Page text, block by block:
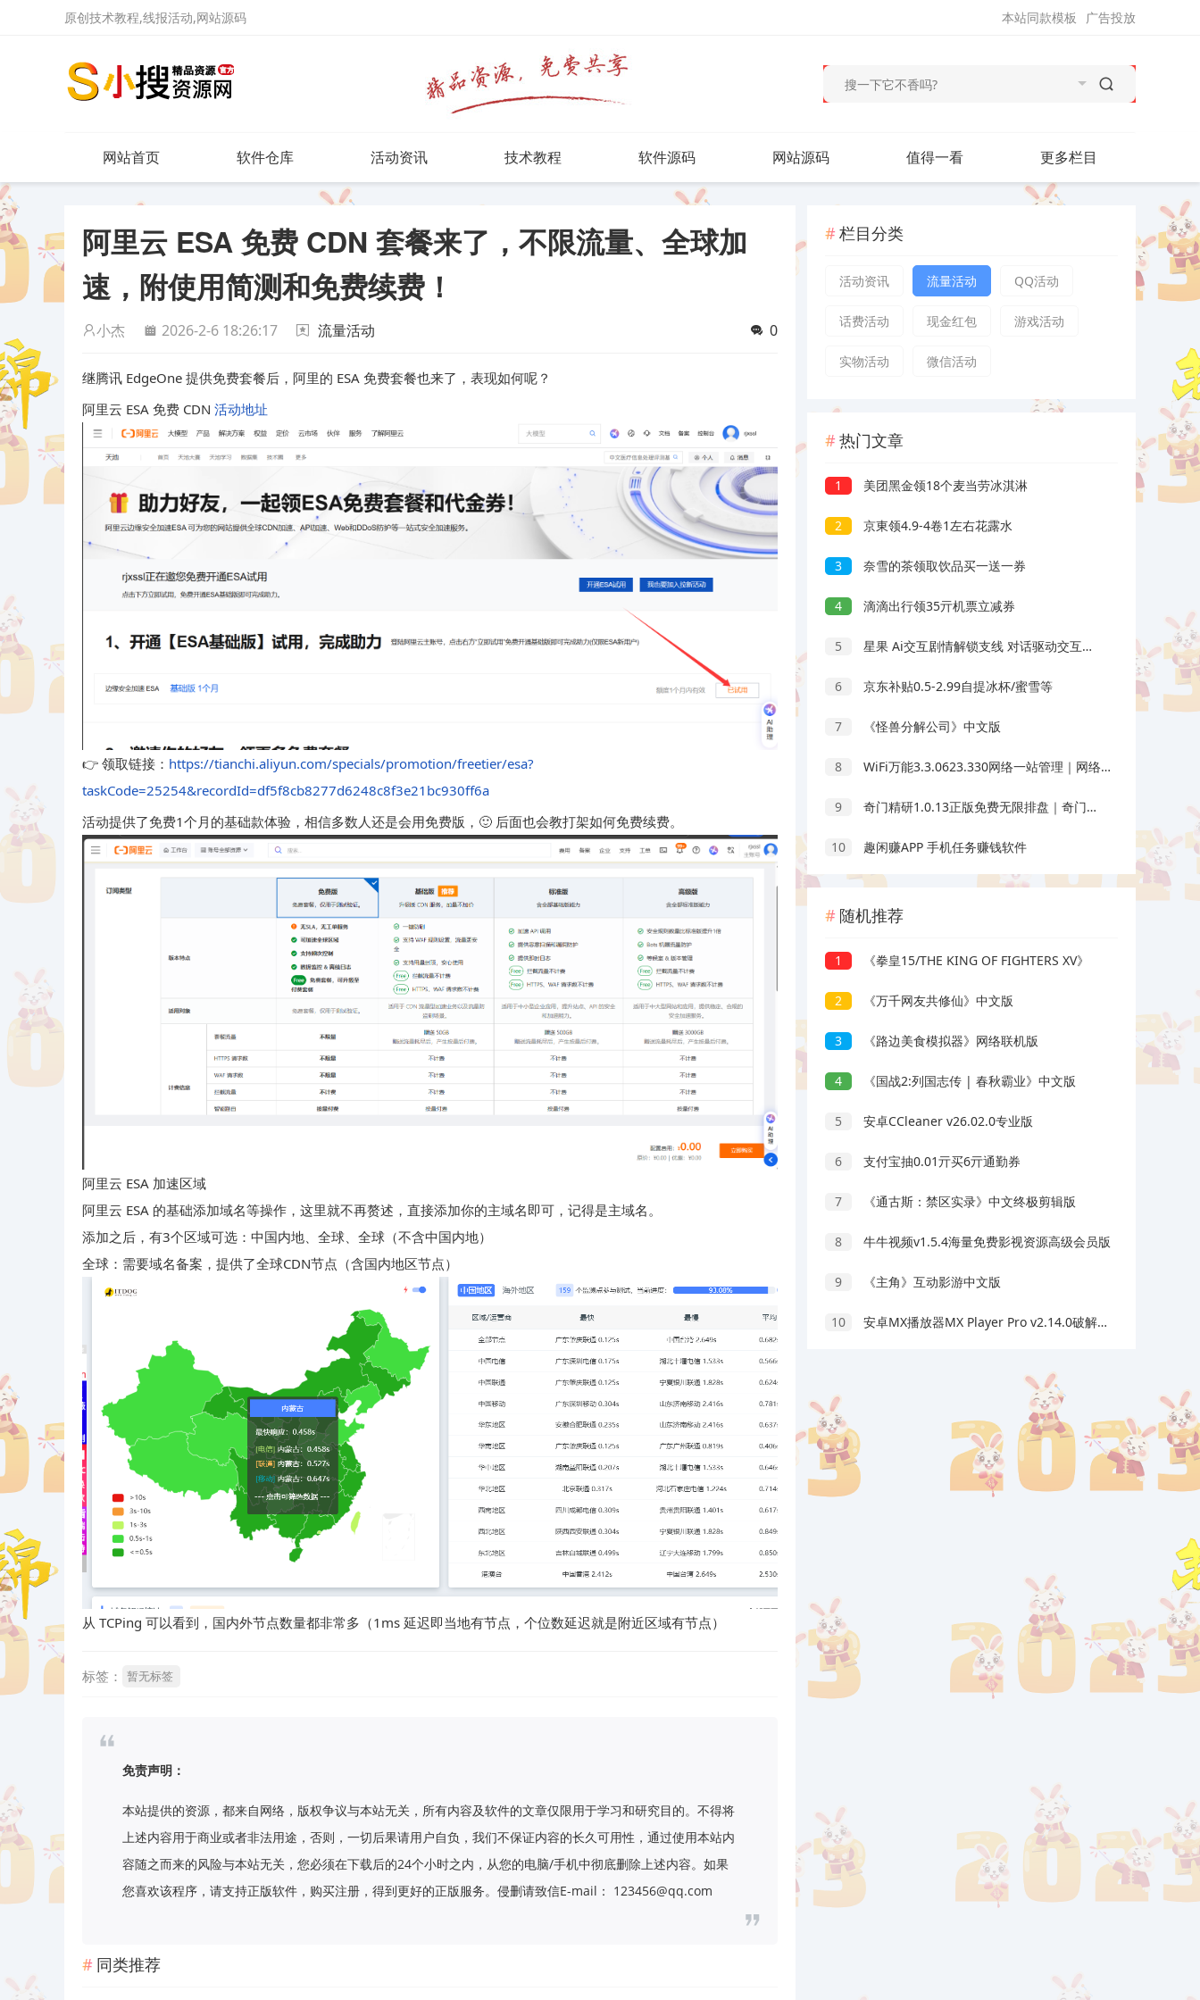
原创技术教程,线报活动,网站源码 广告投放
本站同款模板
网站首页 软件仓库 活动资讯 技术教程 软件源码 网站源码 值得一看 更多栏目
阿里云 ESA 免费 CDN 套餐来了，不限流量、全球加
速，附使用简测和免费续费！
小杰 2026-2-6 18:26:17 流量活动 0
继腾讯 EdgeOne 提供免费套餐后，阿里的 ESA 免费套餐也来了，表现如何呢？
阿里云 ESA 免费 CDN 活动地址
👉 领取链接： https://tianchi.aliyun.com/specials/promotion/freetier/esa?
taskCode=25254&recordId=df5f8cb8277d6248c8f3e21bc930ff6a
活动提供了免费1个月的基础款体验，相信多数人还是会用免费版，🙂 后面也会教打架如何免费续费。
阿里云 ESA 加速区域
阿里云 ESA 的基础添加域名等操作，这里就不再赘述，直接添加你的主域名即可，记得是主域名。
添加之后，有3个区域可选：中国内地、全球、全球（不含中国内地）
全球：需要域名备案，提供了全球CDN节点（含国内地区节点）
从 TCPing 可以看到，国内外节点数量都非常多（1ms 延迟即当地有节点，个位数延迟就是附近区域有节点）
标签： 暂无标签
免责声明：
本站提供的资源，都来自网络，版权争议与本站无关，所有内容及软件的文章仅限用于学习和研究目的。不得将
上述内容用于商业或者非法用途，否则，一切后果请用户自负，我们不保证内容的长久可用性，通过使用本站内
容随之而来的风险与本站无关，您必须在下载后的24个小时之内，从您的电脑/手机中彻底删除上述内容。如果
您喜欢该程序，请支持正版软件，购买注册，得到更好的正版服务。侵删请致信E-mail： 123456@qq.com
同类推荐
栏目分类
活动资讯 流量活动 QQ活动
话费活动 现金红包 游戏活动
实物活动 微信活动
热门文章
1 美团黑金领18个麦当劳冰淇淋
2 京東领4.9-4卷1左右花露水
3 奈雪的茶领取饮品买一送一券
4 滴滴出行领35亓机票立减券
5 星果 Ai交互剧情解锁支线 对话驱动交互故事剧情
6 京东补贴0.5-2.99自提冰杯/蜜雪等
7 《怪兽分解公司》中文版
8 WiFi万能3.3.0623.330网络一站管理｜网络管理天花板｜绿化版
9 奇门精研1.0.13正版免费无限排盘｜奇门预测
10 趣闲赚APP 手机任务赚钱软件
随机推荐
1 《拳皇15/THE KING OF FIGHTERS XV》
2 《万千网友共修仙》中文版
3 《路边美食模拟器》网络联机版
4 《国战2:列国志传 | 春秋霸业》中文版
5 安卓CCleaner v26.02.0专业版
6 支付宝抽0.01亓买6亓通勤券
7 《通古斯：禁区实录》中文终极剪辑版
8 牛牛视频v1.5.4海量免费影视资源高级会员版
9 《主角》互动影游中文版
10 安卓MX播放器MX Player Pro v2.14.0破解专业版